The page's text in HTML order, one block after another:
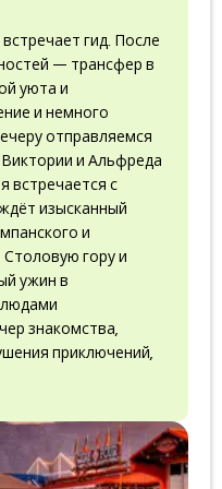
программе, туркод
гид. После
— трансфер в
уюта и
и немного
отправляемся
и Альфреда
встречается с
изысканный
и
гору и
ужин в
знакомства,
приключений,